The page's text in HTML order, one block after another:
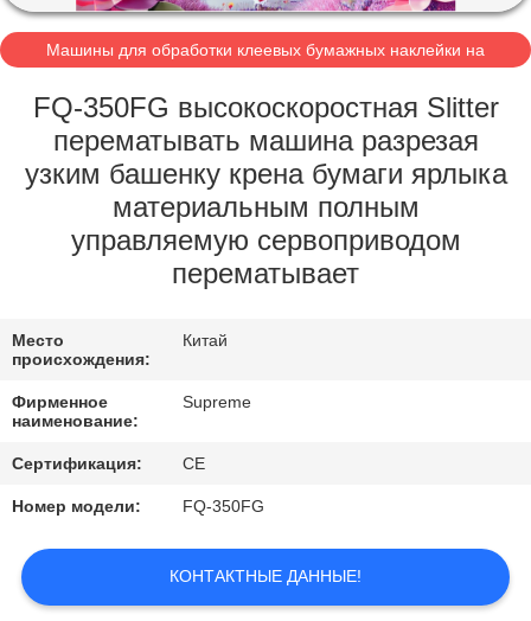
ЭКСКУРСИЯ
ПО
ЗАВОДУ
КОНТРОЛЬ
КАЧЕСТВА
СВЯЖИТЕСЬ
С
НАМИ
ЗАПРОСИТЕ
ЦИТАТУ
КАРТА
САЙТА
Машины для обработки клеевых бумажных наклейки на
FQ-350FG высокоскоростная Slitter
перематывать машина разрезая
узким башенку крена бумаги ярлыка
материальным полным
управляемую сервоприводом
перематывает
Место
происхождения:
Китай
Фирменное
наименование:
Supreme
Сертификация: CE
Номер модели: FQ-350FG
КОНТАКТНЫЕ ДАННЫЕ!